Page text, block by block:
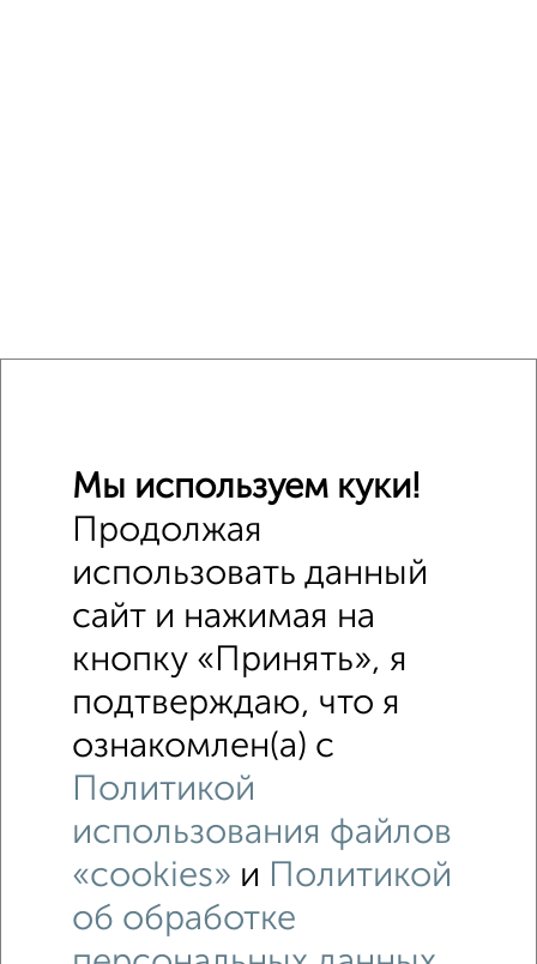
Мы используем куки!
Продолжая
использовать данный
сайт и нажимая на
кнопку «Принять», я
подтверждаю, что я
ознакомлен(а) с
Политикой
использования файлов
«cookies» и Политикой
об обработке